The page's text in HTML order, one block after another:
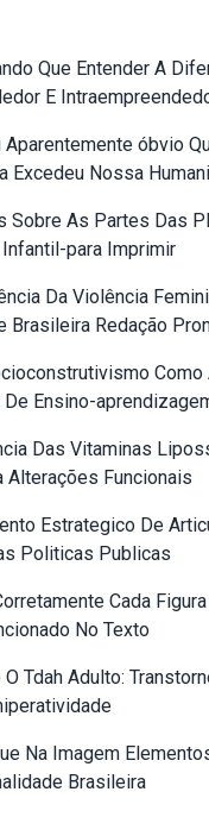
Que Entender A
E
Aparentemente óbvio
Excedeu Nossa
Sobre As Partes Das
Infantil-para Imprimir
Da Violência
Brasileira Redação
Como
Ensino-
Das Vitaminas
Alterações Funcionais
Estrategico De
Politicas Publicas
Cada
No Texto
Tdah Adulto:
Na Imagem
Brasileira